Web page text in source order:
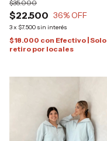
$22.500
$35.000
36% OFF
3x $7.500 sin interés
$18.000 con Efectivo | Solo
retiro por locales